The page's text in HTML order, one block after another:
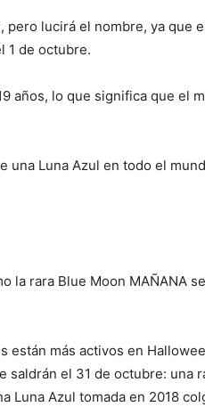
lucirá el nombre, ya que
1 de octubre.
años, lo que significa que el
una Luna Azul en todo el
están más activos en
saldrán el 31 de octubre: una
Luna Azul tomada en 2018